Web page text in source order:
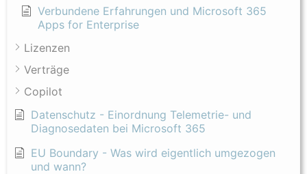
Verbundene Erfahrungen und Microsoft 365
Apps for Enterprise
Lizenzen
Verträge
Copilot
Datenschutz - Einordnung Telemetrie- und
Diagnosedaten bei Microsoft 365
EU Boundary - Was wird eigentlich umgezogen
und wann?